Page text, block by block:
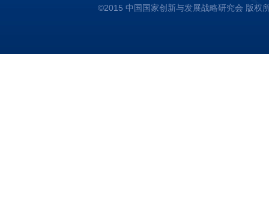
©2015 中国国家创新与发展战略研究会 版权